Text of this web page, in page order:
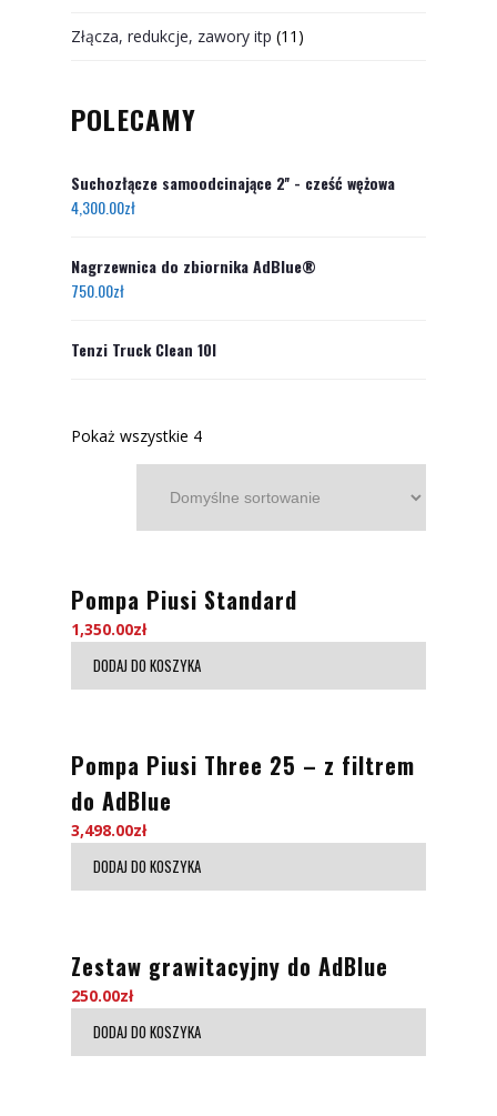
Złącza, redukcje, zawory itp (11)
POLECAMY
Suchozłącze samoodcinające 2'' - cześć wężowa
4,300.00zł
Nagrzewnica do zbiornika AdBlue®
750.00zł
Tenzi Truck Clean 10l
Pokaż wszystkie 4
Pompa Piusi Standard
1,350.00zł
DODAJ DO KOSZYKA
Pompa Piusi Three 25 – z filtrem
do AdBlue
3,498.00zł
DODAJ DO KOSZYKA
Zestaw grawitacyjny do AdBlue
250.00zł
DODAJ DO KOSZYKA